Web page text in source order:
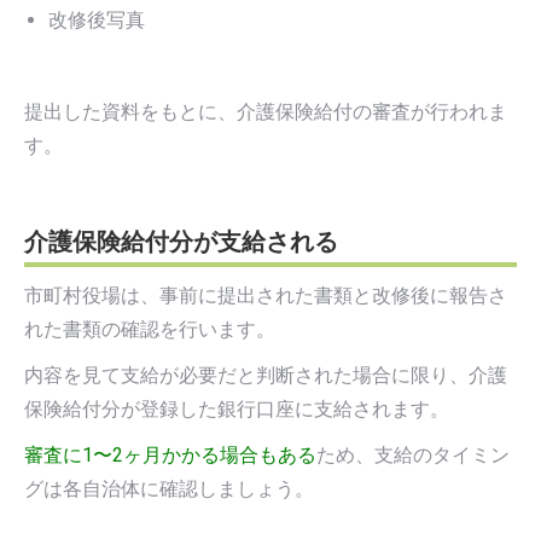
改修後写真
提出した資料をもとに、介護保険給付の審査が行われま
す。
介護保険給付分が支給される
市町村役場は、事前に提出された書類と改修後に報告さ
れた書類の確認を行います。
内容を見て支給が必要だと判断された場合に限り、介護
保険給付分が登録した銀行口座に支給されます。
審査に1〜2ヶ月かかる場合もあるため、支給のタイミン
グは各自治体に確認しましょう。